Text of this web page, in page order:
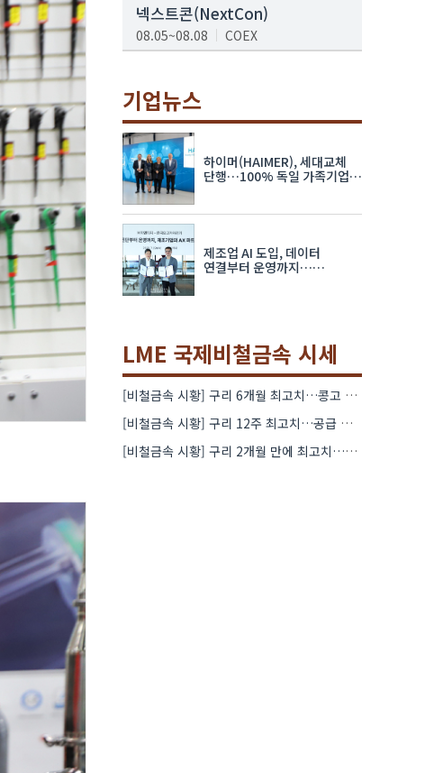
넥스트콘(NextCon)
08.05~08.08 COEX
08.19~08.21
K-PRINT
08.19~08.22
자율주행모빌리티산업전
08.25~08.27
차세대 반도체 패키징 산업전
08.26~08.28 수원컨벤션센터
기업뉴스
하이머(HAIMER), 세대교체
단행…100% 독일 가족기업
제조업 AI 도입, 데이터
연결부터 운영까지…
LME 국제비철금속 시세
[비철금속 시황] 구리 6개월 최고치…콩고 수출 규제에 공급 우려 확대
[비철금속 시황] 구리 12주 최고치…공급 부족 우려에 강세
[비철금속 시황] 구리 2개월 만에 최고치…재고 감소에 공급 부족 우려 확대